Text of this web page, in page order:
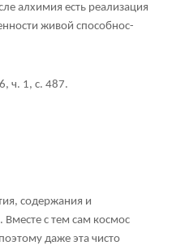
алхимия есть реализация
живой способнос-
ч. 1, с. 487.
содержания и
Вместе с тем сам космос
даже эта чисто